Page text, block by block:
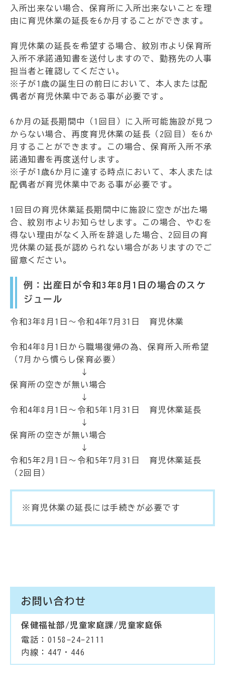
入所出来ない場合、保育所に入所出来ないことを理
由に育児休業の延長を6か月することができます。
育児休業の延長を希望する場合、紋別市より保育所
入所不承諾通知書を送付しますので、勤務先の人事
担当者と確認してください。
※子が1歳の誕生日の前日において、本人または配
偶者が育児休業中である事が必要です。
6か月の延長期間中（1回目）に入所可能施設が見つ
からない場合、再度育児休業の延長（2回目）を6か
月することができます。この場合、保育所入所不承
諾通知書を再度送付します。
※子が1歳6か月に達する時点において、本人または
配偶者が育児休業中である事が必要です。
1回目の育児休業延長期間中に施設に空きが出た場
合、紋別市よりお知らせします。この場合、やむを
得ない理由がなく入所を辞退した場合、2回目の育
児休業の延長が認められない場合がありますのでご
留意ください。
例：出産日が令和3年8月1日の場合のスケ
ジュール
令和3年8月1日～令和4年7月31日 育児休業
令和4年8月1日から職場復帰の為、保育所入所希望
（7月から慣らし保育必要）
↓
保育所の空きが無い場合
↓
令和4年8月1日～令和5年1月31日 育児休業延長
↓
保育所の空きが無い場合
↓
令和5年2月1日～令和5年7月31日 育児休業延長
（2回目）
※育児休業の延長には手続きが必要です
お問い合わせ
保健福祉部/児童家庭課/児童家庭係
電話：0158-24-2111
内線：447・446